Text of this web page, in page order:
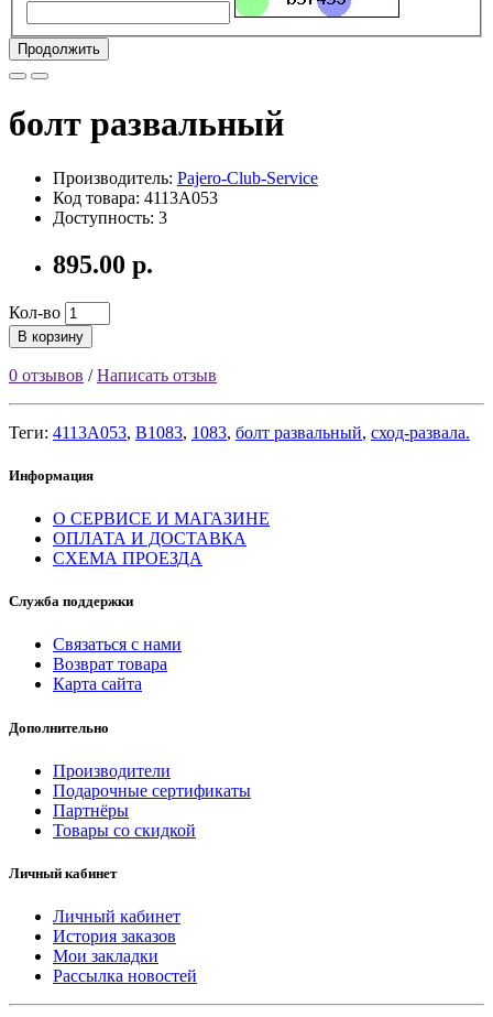
Продолжить
болт развальный
Производитель: Pajero-Club-Service
Код товара: 4113A053
Доступность: 3
895.00 р.
Кол-во
В корзину
0 отзывов /Написать отзыв
Теги: 4113A053, B1083, 1083, болт развальный, сход-развала.
Информация
О СЕРВИСЕ И МАГАЗИНЕ
ОПЛАТА И ДОСТАВКА
СХЕМА ПРОЕЗДА
Служба поддержки
Связаться с нами
Возврат товара
Карта сайта
Дополнительно
Производители
Подарочные сертификаты
Партнёры
Товары со скидкой
Личный кабинет
Личный кабинет
История заказов
Мои закладки
Рассылка новостей